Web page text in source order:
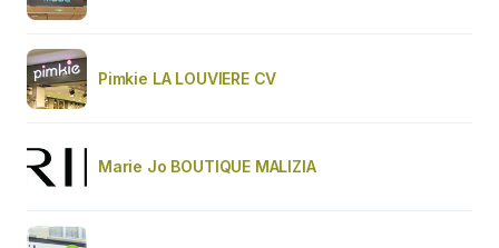
Pimkie LA LOUVIERE CV
Marie Jo BOUTIQUE MALIZIA